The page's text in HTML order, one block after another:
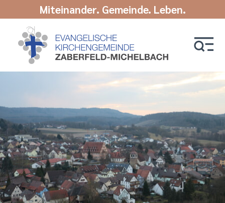
Miteinander. Gemeinde. Leben.